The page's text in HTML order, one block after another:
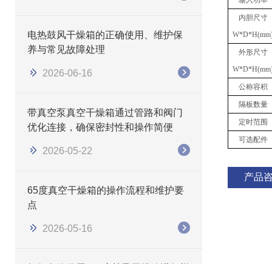
电热鼓风干燥箱的正确使用、维护保
养与常见故障处理
2026-06-16
带真空泵真空干燥箱通过管路和阀门
优化连接，确保密封性和操作简便
2026-05-22
65度真空干燥箱的操作流程和维护要
点
2026-05-16
内胆尺寸
外形尺寸
公称容积
隔板数量
定时范围
可选配件
产品